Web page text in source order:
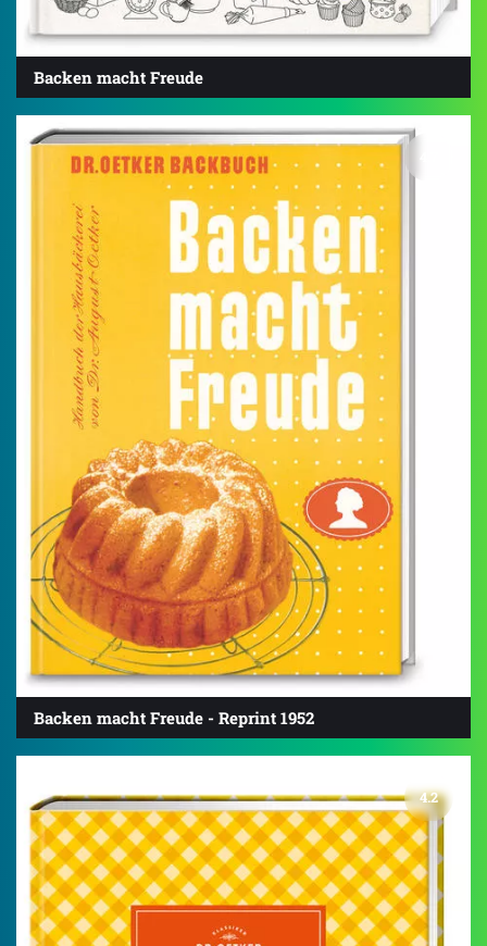
Backen macht Freude
Backen macht Freude - Reprint 1952
4.2